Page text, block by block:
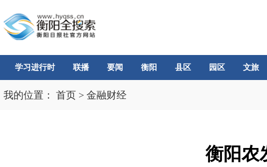
学习进行时 联播 要闻 衡阳 县区 园区 文旅
我的位置： 首页 > 金融财经
衡阳农